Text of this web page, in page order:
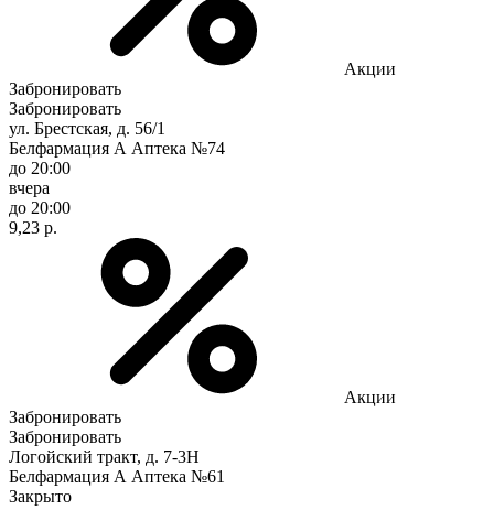
Акции
Забронировать
Забронировать
ул. Брестская, д. 56/1
Белфармация А Аптека №74
до 20:00
вчера
до 20:00
9,23 р.
Акции
Забронировать
Забронировать
Логойский тракт, д. 7-3Н
Белфармация А Аптека №61
Закрыто